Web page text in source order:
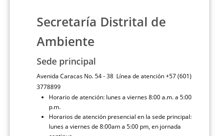
Secretaría Distrital de
Ambiente
Sede principal
Avenida Caracas No. 54 - 38 Línea de atención +57 (601)
3778899
Horario de atención: lunes a viernes 8:00 a.m. a 5:00
p.m.
Horarios de atención presencial en la sede principal:
lunes a viernes de 8:00am a 5:00 pm, en jornada